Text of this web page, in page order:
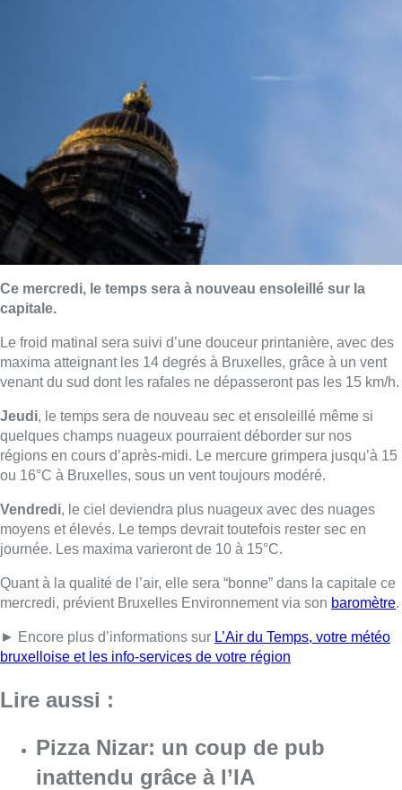
Ce mercredi, le temps sera à nouveau ensoleillé sur la
capitale.
Le froid matinal sera suivi d’une douceur printanière, avec des
maxima atteignant les 14 degrés à Bruxelles, grâce à un vent
venant du sud dont les rafales ne dépasseront pas les 15 km/h.
Jeudi, le temps sera de nouveau sec et ensoleillé même si
quelques champs nuageux pourraient déborder sur nos
régions en cours d’après-midi. Le mercure grimpera jusqu’à 15
ou 16°C à Bruxelles, sous un vent toujours modéré.
Vendredi, le ciel deviendra plus nuageux avec des nuages
moyens et élevés. Le temps devrait toutefois rester sec en
journée. Les maxima varieront de 10 à 15°C.
Quant à la qualité de l’air, elle sera “bonne” dans la capitale ce
mercredi, prévient Bruxelles Environnement via son baromètre.
► Encore plus d’informations sur L’Air du Temps, votre météo
bruxelloise et les info-services de votre région
Lire aussi :
Pizza Nizar: un coup de pub
inattendu grâce à l’IA